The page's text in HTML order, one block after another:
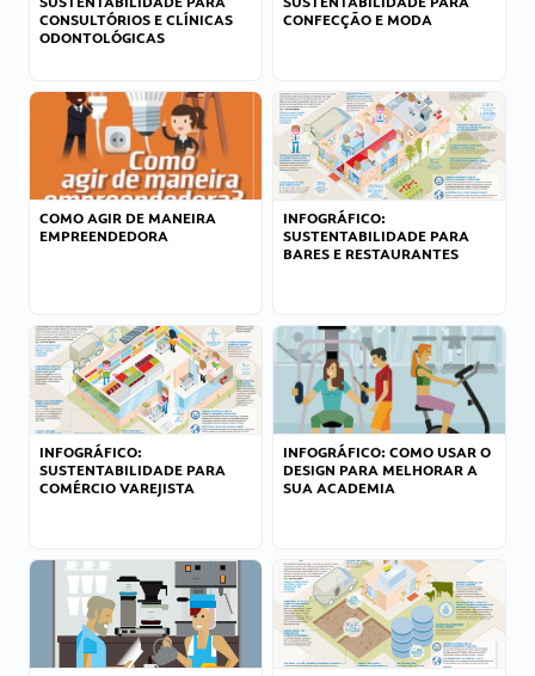
CONSULTÓRIOS E CLÍNICAS
ODONTOLÓGICAS
CONFECÇÃO E MODA
COMO AGIR DE MANEIRA
EMPREENDEDORA
INFOGRÁFICO:
SUSTENTABILIDADE PARA
BARES E RESTAURANTES
INFOGRÁFICO:
SUSTENTABILIDADE PARA
COMÉRCIO VAREJISTA
INFOGRÁFICO: COMO USAR O
DESIGN PARA MELHORAR A
SUA ACADEMIA